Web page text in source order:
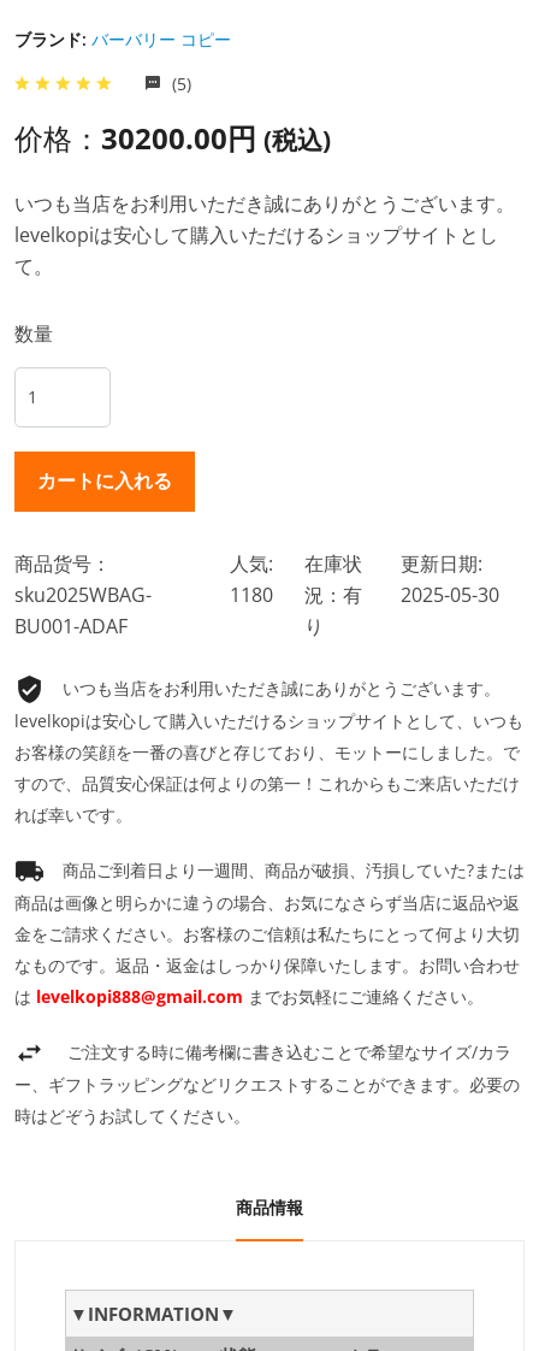
ブランド: バーバリー コピー
(5)
价格： 30200.00円 (税込)
いつも当店をお利用いただき誠にありがとうございます。
levelkopiは安心して購入いただけるショップサイトとし
て。
数量
商品货号：
sku2025WBAG-
BU001-ADAF
人気:
1180
在庫状
況：有
り
更新日期:
2025-05-30
いつも当店をお利用いただき誠にありがとうございます。
levelkopiは安心して購入いただけるショップサイトとして、いつも
お客様の笑顔を一番の喜びと存じており、モットーにしました。で
すので、品質安心保証は何よりの第一！これからもご来店いただけ
れば幸いです。
商品ご到着日より一週間、商品が破損、汚損していた?または
商品は画像と明らかに違うの場合、お気になさらず当店に返品や返
金をご請求ください。お客様のご信頼は私たちにとって何より大切
なものです。返品・返金はしっかり保障いたします。お問い合わせ
は levelkopi888@gmail.com までお気軽にご連絡ください。
ご注文する時に備考欄に書き込むことで希望なサイズ/カラ
ー、ギフトラッピングなどリクエストすることができます。必要の
時はどぞうお試してください。
商品情報
▼INFORMATION▼